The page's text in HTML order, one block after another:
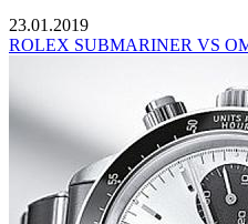
23.01.2019
ROLEX SUBMARINER VS